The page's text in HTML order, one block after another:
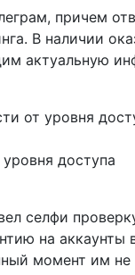
причем
В наличии
актуальную
от уровня
доступа
селфи
на аккаунты
момент им